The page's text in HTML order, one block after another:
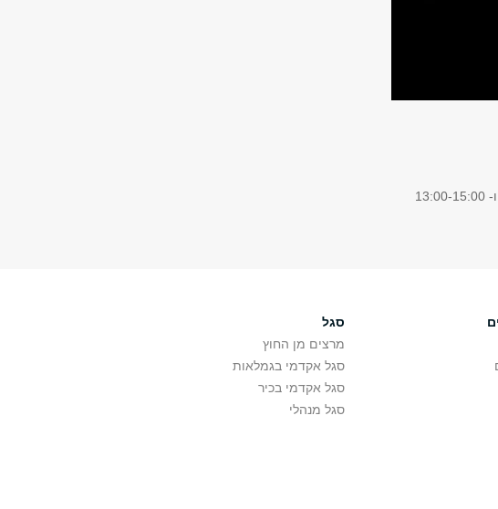
שינויים וביטולים יתקיימו בשבועיים הראשונים של הסמסטר בשעות 9:00-12:00 ו- 13:00-15:00
סגל
מרצים מן החוץ
סגל אקדמי בגמלאות
סגל אקדמי בכיר
סגל מנהלי